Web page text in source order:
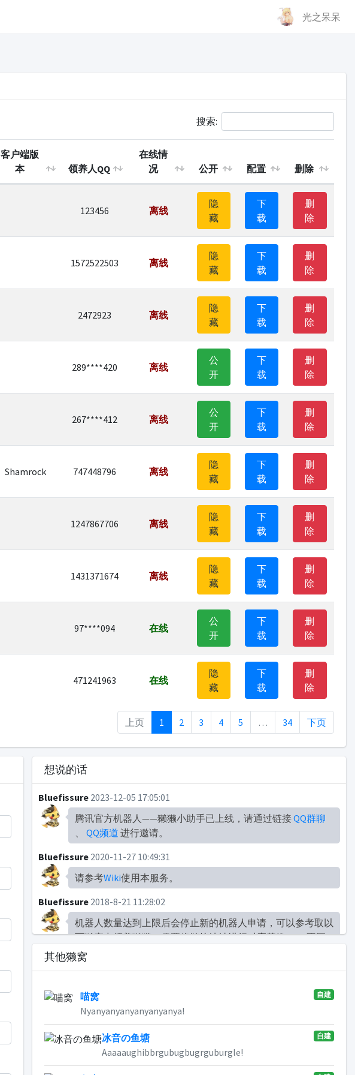
光之呆呆
搜索:
客户端版
本
领养人QQ
在线情
况
公开 配置 删除
123456 离线
隐
藏
下
载
删
除
1572522503 离线
隐
藏
下
载
删
除
2472923 离线
隐
藏
下
载
删
除
289****420 离线
公
开
下
载
删
除
267****412 离线
公
开
下
载
删
除
Shamrock 747448796 离线
隐
藏
下
载
删
除
1247867706 离线
隐
藏
下
载
删
除
1431371674 离线
隐
藏
下
载
删
除
97****094 在线
公
开
下
载
删
除
471241963 在线
隐
藏
下
载
删
除
上页 1 2 3 4 5 … 34 下页
想说的话
Bluefissure 2023-12-05 17:05:01
腾讯官方机器人——獭獭小助手已上线，请通过链接QQ群聊
、 QQ频道 进行邀请。
Bluefissure 2020-11-27 10:49:31
请参考Wiki使用本服务。
Bluefissure 2018-8-21 11:28:02
机器人数量达到上限后会停止新的机器人申请，可以参考取以
下獭窝中领养獭獭（需要将链接地址进行对应替换）。 不同
颜色表示：自动同意
出现问题请
领养教程点击此处
Bluefissure2018-8-17 20:09:48
其他獭窝
喵窝 自建
Nyanyanyanyanyanyanya!
冰音の鱼塘 自建
Aaaaaughibbrgubugbugrguburgle!